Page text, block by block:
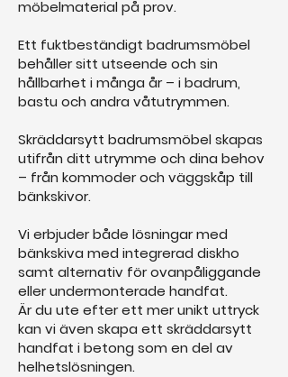
möbelmaterial på prov.
Ett fuktbeständigt badrumsmöbel
behåller sitt utseende och sin
hållbarhet i många år – i badrum,
bastu och andra våtutrymmen.
Skräddarsytt badrumsmöbel skapas
utifrån ditt utrymme och dina behov
– från kommoder och väggskåp till
bänkskivor.
Vi erbjuder både lösningar med
bänkskiva med integrerad diskho
samt alternativ för ovanpåliggande
eller undermonterade handfat.
Är du ute efter ett mer unikt uttryck
kan vi även skapa ett skräddarsytt
handfat i betong som en del av
helhetslösningen.